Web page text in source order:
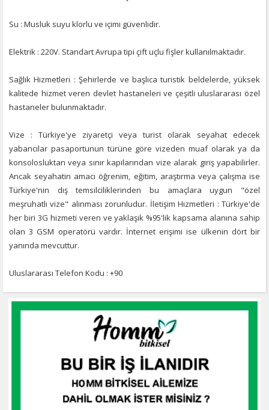
Su : Musluk suyu klorlu ve içimi güvenlidir.
Elektrik : 220V. Standart Avrupa tipi çift uçlu fişler kullanılmaktadır.
Sağlık Hizmetleri : Şehirlerde ve başlıca turistik beldelerde, yüksek
kalitede hizmet veren devlet hastaneleri ve çeşitli uluslararası özel
hastaneler bulunmaktadır.
Vize : Türkiye'ye ziyaretçi veya turist olarak seyahat edecek
yabancılar pasaportunun türüne göre vizeden muaf olarak ya da
konsolosluktan veya sınır kapılarından vize alarak giriş yapabilirler.
Ancak seyahatin amacı öğrenim, eğitim, araştırma veya çalışma ise
Türkiye'nin dış temsilciliklerinden bu amaçlara uygun "özel
meşruhatlı vize" alınması zorunludur. İletişim Hizmetleri : Türkiye'de
her biri 3G hizmeti veren ve yaklaşık %95'lik kapsama alanına sahip
olan 3 GSM operatörü vardır. İnternet erişimi ise ülkenin dört bir
yanında mevcuttur.
Uluslararası Telefon Kodu : +90